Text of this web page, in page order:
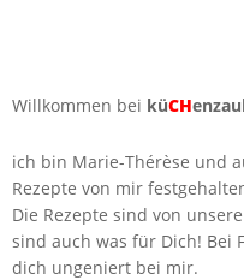
Willkommen bei küCH
ich bin Marie-Thérèse und
Rezepte von mir
Die Rezepte sind von
sind auch was für Dich! Bei
dich ungeniert bei mir.